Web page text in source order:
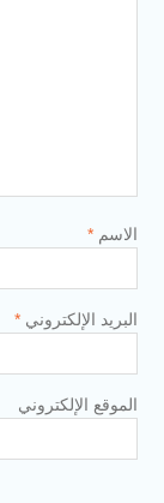
الاسم *
البريد الإلكتروني *
الموقع الإلكتروني